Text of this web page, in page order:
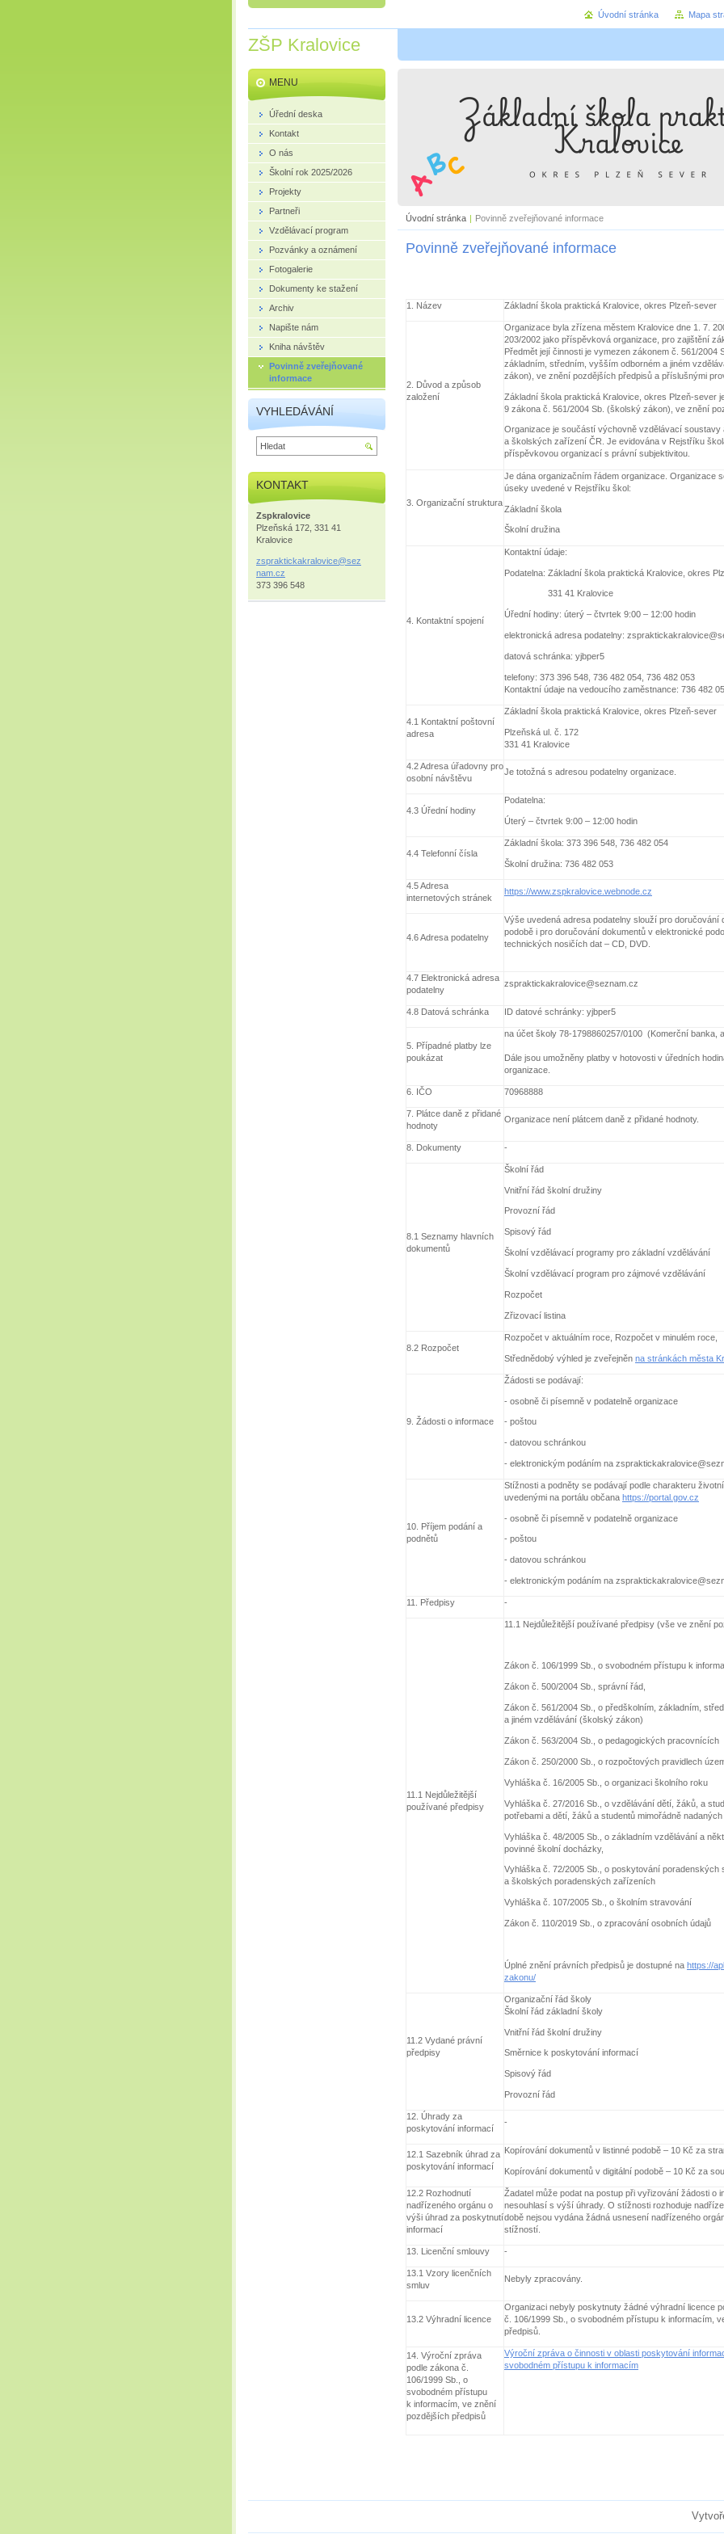
ZŠP Kralovice
Úvodní stránka | Povinně zveřejňované informace
Povinně zveřejňované informace
1. Název Základní škola praktická Kralovice, okres Plzeň-sever
2. Důvod a způsob
založení
Organizace byla zřízena městem Kralovice dne 1. 7.
203/2002 jako příspěvková organizace, pro zajištění
Předmět její činnosti je vymezen zákonem č. 561/2004
základním, středním, vyšším odborném a jiném
zákon), ve znění pozdějších předpisů a příslušnými
Základní škola praktická Kralovice, okres Plzeň-sever
9 zákona č. 561/2004 Sb. (školský zákon), ve znění
Organizace je součástí výchovně vzdělávací soustavy
a školských zařízení ČR. Je evidována v Rejstříku
příspěvkovou organizací s právní subjektivitou.
3. Organizační struktura
Je dána organizačním řádem organizace. Organizace
úseky uvedené v Rejstříku škol:
Základní škola
Školní družina
4. Kontaktní spojení
Kontaktní údaje:
Podatelna: Základní škola praktická Kralovice, okres
331 41 Kralovice
Úřední hodiny: úterý – čtvrtek 9:00 – 12:00 hodin
elektronická adresa podatelny:
datová schránka: yjbper5
telefony: 373 396 548, 736 482 054, 736 482 053
Kontaktní údaje na vedoucího zaměstnance: 736 482
4.1 Kontaktní poštovní
adresa
Základní škola praktická Kralovice, okres Plzeň-sever
Plzeňská ul. č. 172
331 41 Kralovice
4.2 Adresa úřadovny pro
osobní návštěvu
Je totožná s adresou podatelny organizace.
4.3 Úřední hodiny
Podatelna:
Úterý – čtvrtek 9:00 – 12:00 hodin
4.4 Telefonní čísla
Základní škola: 373 396 548, 736 482 054
Školní družina: 736 482 053
4.5 Adresa
internetových stránek
https://www.zspkralovice.webnode.cz
4.6 Adresa podatelny
Výše uvedená adresa podatelny slouží pro doručování
podobě i pro doručování dokumentů v elektronické
technických nosičích dat – CD, DVD.
4.7 Elektronická adresa
podatelny
zspraktickakralovice@seznam.cz
4.8 Datová schránka ID datové schránky: yjbper5
5. Případné platby lze
poukázat
na účet školy 78-1798860257/0100 (Komerční banka,
Dále jsou umožněny platby v hotovosti v úředních
organizace.
6. IČO 70968888
7. Plátce daně z přidané
hodnoty
Organizace není plátcem daně z přidané hodnoty.
8. Dokumenty -
8.1 Seznamy hlavních
dokumentů
Školní řád
Vnitřní řád školní družiny
Provozní řád
Spisový řád
Školní vzdělávací programy pro základní vzdělávání
Školní vzdělávací program pro zájmové vzdělávání
Rozpočet
Zřizovací listina
8.2 Rozpočet
Rozpočet v aktuálním roce, Rozpočet v minulém roce,
Střednědobý výhled je zveřejněn na stránkách města
9. Žádosti o informace
Žádosti se podávají:
- osobně či písemně v podatelně organizace
- poštou
- datovou schránkou
- elektronickým podáním na
10. Příjem podání a
podnětů
Stížnosti a podněty se podávají podle charakteru
uvedenými na portálu občana https://portal.gov.cz
- osobně či písemně v podatelně organizace
- poštou
- datovou schránkou
- elektronickým podáním na
11. Předpisy -
11.1 Nejdůležitější
používané předpisy
11.1 Nejdůležitější používané předpisy (vše ve znění
Zákon č. 106/1999 Sb., o svobodném přístupu k
Zákon č. 500/2004 Sb., správní řád,
Zákon č. 561/2004 Sb., o předškolním, základním,
a jiném vzdělávání (školský zákon)
Zákon č. 563/2004 Sb., o pedagogických pracovnících
Zákon č. 250/2000 Sb., o rozpočtových pravidlech
Vyhláška č. 16/2005 Sb., o organizaci školního roku
Vyhláška č. 27/2016 Sb., o vzdělávání dětí, žáků, a
potřebami a dětí, žáků a studentů mimořádně nadaných
Vyhláška č. 48/2005 Sb., o základním vzdělávání a
povinné školní docházky,
Vyhláška č. 72/2005 Sb., o poskytování poradenských
a školských poradenských zařízeních
Vyhláška č. 107/2005 Sb., o školním stravování
Zákon č. 110/2019 Sb., o zpracování osobních údajů
Úplné znění právních předpisů je dostupné na https://
zakonu/
11.2 Vydané právní
předpisy
Organizační řád školy
Školní řád základní školy
Vnitřní řád školní družiny
Směrnice k poskytování informací
Spisový řád
Provozní řád
12. Úhrady za
poskytování informací
-
12.1 Sazebník úhrad za
poskytování informací
Kopírování dokumentů v listinné podobě – 10 Kč za
Kopírování dokumentů v digitální podobě – 10 Kč za
12.2 Rozhodnutí
nadřízeného orgánu o
výši úhrad za poskytnutí
informací
Žadatel může podat na postup při vyřizování žádosti o
nesouhlasí s výší úhrady. O stížnosti rozhoduje
době nejsou vydána žádná usnesení nadřízeného
stížností.
13. Licenční smlouvy -
13.1 Vzory licenčních
smluv
Nebyly zpracovány.
13.2 Výhradní licence
Organizaci nebyly poskytnuty žádné výhradní licence
č. 106/1999 Sb., o svobodném přístupu k informacím,
předpisů.
14. Výroční zpráva
podle zákona č.
106/1999 Sb., o
svobodném přístupu
k informacím, ve znění
pozdějších předpisů
Výroční zpráva o činnosti v oblasti poskytování
svobodném přístupu k informacím
MENU
Úřední deska
Kontakt
O nás
Školní rok 2025/2026
Projekty
Partneři
Vzdělávací program
Pozvánky a oznámení
Fotogalerie
Dokumenty ke stažení
Archiv
Napište nám
Kniha návštěv
Povinně zveřejňované
informace
VYHLEDÁVÁNÍ
KONTAKT
Zspkralovice
Plzeňská 172, 331 41
Kralovice
zspraktickakralovice@sez
nam.cz
373 396 548
Úvodní stránka Mapa